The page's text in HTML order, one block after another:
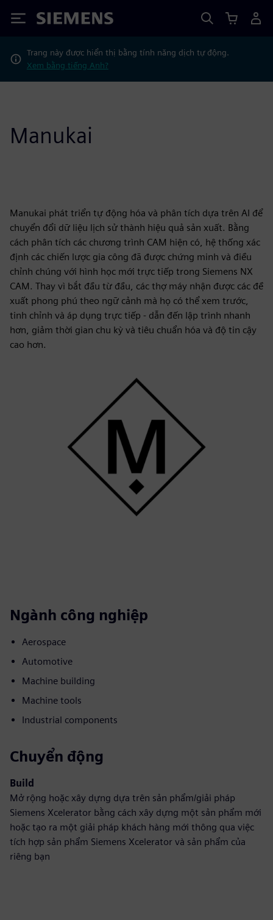
Siemens
Trang này được hiển thị bằng tính năng dịch tự động.
Xem bằng tiếng Anh?
Manukai
Manukai phát triển tự động hóa và phân tích dựa trên AI để
chuyển đổi dữ liệu lịch sử thành hiệu quả sản xuất. Bằng
cách phân tích các chương trình CAM hiện có, hệ thống xác
định các chiến lược gia công đã được chứng minh và điều
chỉnh chúng với hình học mới trực tiếp trong Siemens NX
CAM. Thay vì bắt đầu từ đầu, các thợ máy nhận được các đề
xuất phong phú theo ngữ cảnh mà họ có thể xem trước,
tinh chỉnh và áp dụng trực tiếp - dẫn đến lập trình nhanh
hơn, giảm thời gian chu kỳ và tiêu chuẩn hóa và độ tin cậy
cao hơn.
Ngành công nghiệp
Aerospace
Automotive
Machine building
Machine tools
Industrial components
Chuyển động
Build
Mở rộng hoặc xây dựng dựa trên sản phẩm/giải pháp
Siemens Xcelerator bằng cách xây dựng một sản phẩm mới
hoặc tạo ra một giải pháp khách hàng mới thông qua việc
tích hợp sản phẩm Siemens Xcelerator và sản phẩm của
riêng bạn